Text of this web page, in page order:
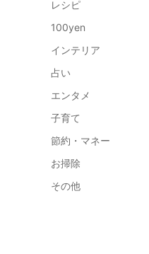
レシピ
100yen
インテリア
占い
エンタメ
子育て
節約・マネー
お掃除
その他